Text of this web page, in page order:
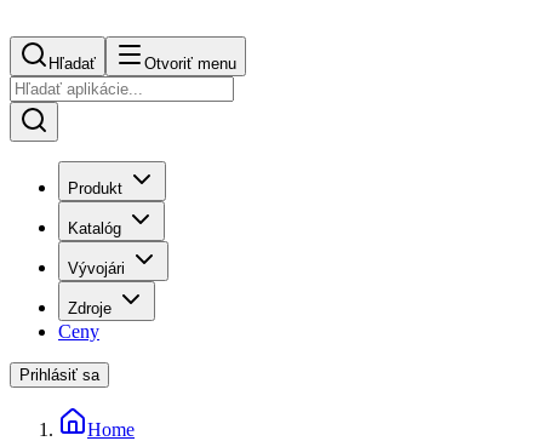
Hľadať Otvoriť menu
Produkt
Katalóg
Vývojári
Zdroje
Ceny
Prihlásiť sa
Home